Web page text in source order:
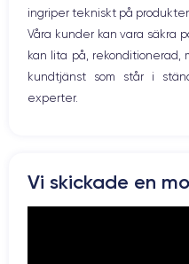
ingriper tekniskt på
Våra kunder kan vara säkra
kan lita på, rekonditionerad,
kundtjänst som står i
experter.
Vi skickade en